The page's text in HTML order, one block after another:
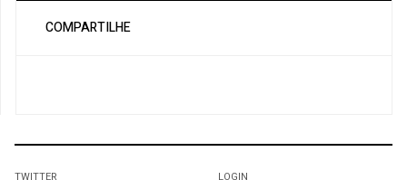
COMPARTILHE
TWITTER LOGIN